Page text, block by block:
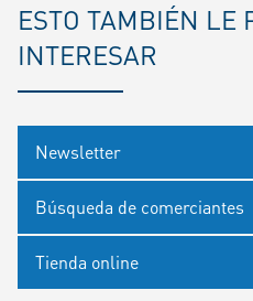
ESTO TAMBIÉN LE
INTERESAR
Newsletter
Búsqueda de comerciantes
Tienda online